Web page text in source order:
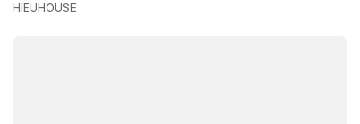
HIEUHOUSE